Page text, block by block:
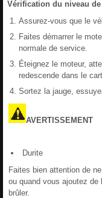
Vérification du niveau
Assurez-vous que le
Faites démarrer le
normale de service.
Éteignez le moteur,
redescende dans le
Sortez la jauge,
AVERTISSEMENT
Durite
Faites bien attention de
ou quand vous ajoutez
brûler.